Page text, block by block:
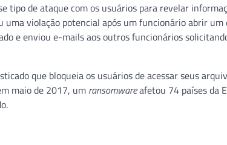
tipo de ataque com os usuários para revelar
uma violação potencial após um funcionário abrir
e enviou e-mails aos outros funcionários
que bloqueia os usuários de acessar seus
maio de 2017, um ransomwareafetou 74 países da